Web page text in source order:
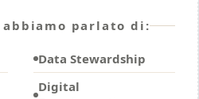
parlato di:
Data Stewardship
Digital